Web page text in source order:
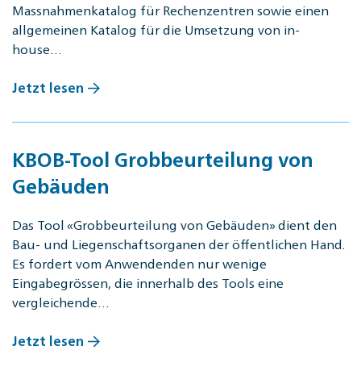
Massnahmenkatalog für Rechenzentren sowie einen
allgemeinen Katalog für die Umsetzung von in-
house…
Jetzt lesen
KBOB-Tool Grobbeurteilung von
Gebäuden
Das Tool «Grobbeurteilung von Gebäuden» dient den
Bau- und Liegenschaftsorganen der öffentlichen Hand.
Es fordert vom Anwendenden nur wenige
Eingabegrössen, die innerhalb des Tools eine
vergleichende…
Jetzt lesen